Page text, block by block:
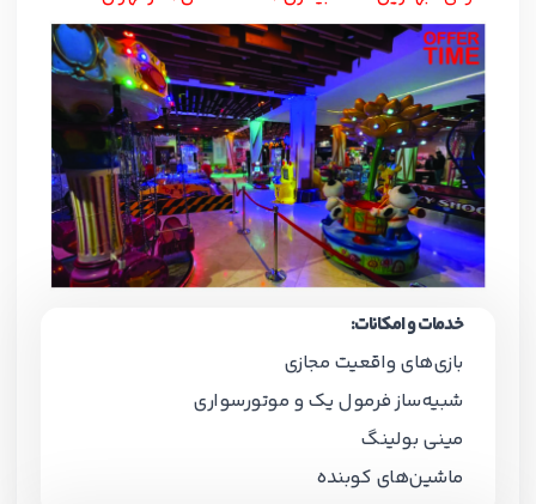
خدمات و امکانات:
بازی‌های واقعیت مجازی
شبیه‌ساز فرمول یک و موتورسواری
مینی بولینگ
ماشین‌های کوبنده